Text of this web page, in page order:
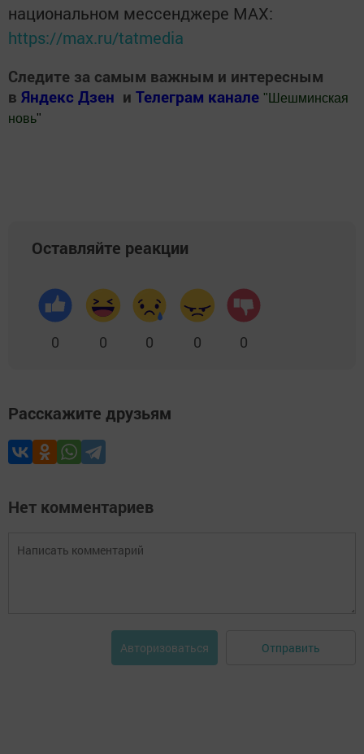
национальном мессенджере MАХ:
https://max.ru/tatmedia
Следите за самым важным и интересным
в Яндекс Дзен и Телеграм канале " Шешминская
новь"
Оставляйте реакции
0 0 0 0 0
Расскажите друзьям
Нет комментариев
Авторизоваться Отправить